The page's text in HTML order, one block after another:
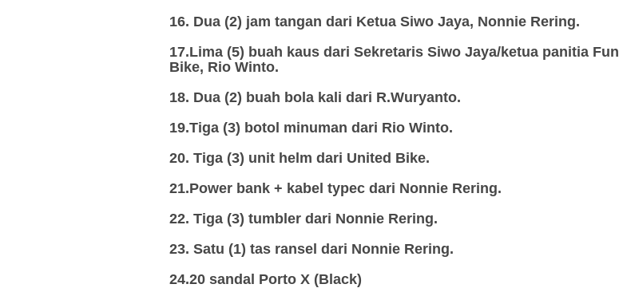
16. Dua (2) jam tangan dari Ketua Siwo Jaya, Nonnie Rering.
17.Lima (5) buah kaus dari Sekretaris Siwo Jaya/ketua panitia Fun
Bike, Rio Winto.
18. Dua (2) buah bola kali dari R.Wuryanto.
19.Tiga (3) botol minuman dari Rio Winto.
20. Tiga (3) unit helm dari United Bike.
21.Power bank + kabel typec dari Nonnie Rering.
22. Tiga (3) tumbler dari Nonnie Rering.
23. Satu (1) tas ransel dari Nonnie Rering.
24.20 sandal Porto X (Black)